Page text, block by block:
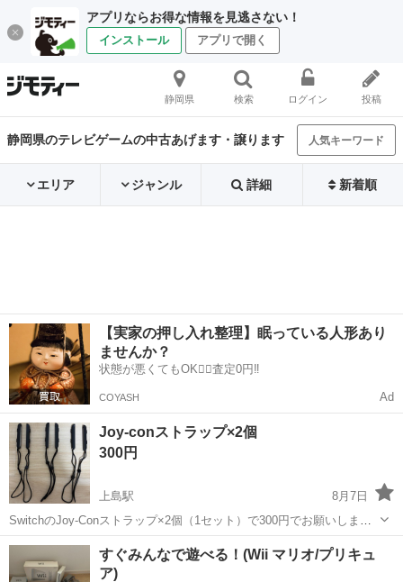
アプリならお得な情報を見逃さない！
インストール アプリで開く
静岡県 検索 ログイン 投稿
静岡県のテレビゲームの中古あげます・譲ります 人気キーワード
エリア ジャンル 詳細 新着順
【実家の押し入れ整理】眠っている人形あり
ませんか？
状態が悪くてもOK🙆‍♀️査定0円‼️
COYASH Ad
Joy-conストラップ×2個
300円
上島駅
8月7日
SwitchのJoy-Conストラップ×2個（1セット）で300円でお願いしま
す。 全部で3セットあります。 1セットから可能です。 数回程度しか
使用していません。
静岡 浜松市 上島駅 テレビゲーム ストラップ
すぐみんなで遊べる！(Wii マリオ/プリキュ
ア)